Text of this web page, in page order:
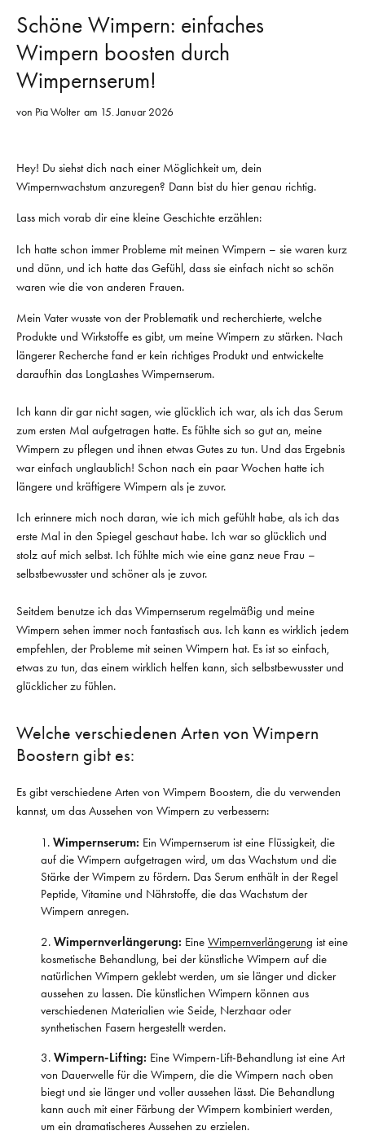
Schöne Wimpern: einfaches
Wimpern boosten durch
Wimpernserum!
von Pia Wolter am 15. Januar 2026
Hey! Du siehst dich nach einer Möglichkeit um, dein
Wimpernwachstum anzuregen? Dann bist du hier genau richtig.
Lass mich vorab dir eine kleine Geschichte erzählen:
Ich hatte schon immer Probleme mit meinen Wimpern – sie waren kurz
und dünn, und ich hatte das Gefühl, dass sie einfach nicht so schön
waren wie die von anderen Frauen.
Mein Vater wusste von der Problematik und recherchierte, welche
Produkte und Wirkstoffe es gibt, um meine Wimpern zu stärken. Nach
längerer Recherche fand er kein richtiges Produkt und entwickelte
daraufhin das LongLashes Wimpernserum.
Ich kann dir gar nicht sagen, wie glücklich ich war, als ich das Serum
zum ersten Mal aufgetragen hatte. Es fühlte sich so gut an, meine
Wimpern zu pflegen und ihnen etwas Gutes zu tun. Und das Ergebnis
war einfach unglaublich! Schon nach ein paar Wochen hatte ich
längere und kräftigere Wimpern als je zuvor.
Ich erinnere mich noch daran, wie ich mich gefühlt habe, als ich das
erste Mal in den Spiegel geschaut habe. Ich war so glücklich und
stolz auf mich selbst. Ich fühlte mich wie eine ganz neue Frau –
selbstbewusster und schöner als je zuvor.
Seitdem benutze ich das Wimpernserum regelmäßig und meine
Wimpern sehen immer noch fantastisch aus. Ich kann es wirklich jedem
empfehlen, der Probleme mit seinen Wimpern hat. Es ist so einfach,
etwas zu tun, das einem wirklich helfen kann, sich selbstbewusster und
glücklicher zu fühlen.
Welche verschiedenen Arten von Wimpern
Boostern gibt es:
Es gibt verschiedene Arten von Wimpern Boostern, die du verwenden
kannst, um das Aussehen von Wimpern zu verbessern:
Wimpernserum: Ein Wimpernserum ist eine Flüssigkeit, die
auf die Wimpern aufgetragen wird, um das Wachstum und die
Stärke der Wimpern zu fördern. Das Serum enthält in der Regel
Peptide, Vitamine und Nährstoffe, die das Wachstum der
Wimpern anregen.
Wimpernverlängerung: Eine Wimpernverlängerung ist eine
kosmetische Behandlung, bei der künstliche Wimpern auf die
natürlichen Wimpern geklebt werden, um sie länger und dicker
aussehen zu lassen. Die künstlichen Wimpern können aus
verschiedenen Materialien wie Seide, Nerzhaar oder
synthetischen Fasern hergestellt werden.
Wimpern-Lifting: Eine Wimpern-Lift-Behandlung ist eine Art
von Dauerwelle für die Wimpern, die die Wimpern nach oben
biegt und sie länger und voller aussehen lässt. Die Behandlung
kann auch mit einer Färbung der Wimpern kombiniert werden,
um ein dramatischeres Aussehen zu erzielen.